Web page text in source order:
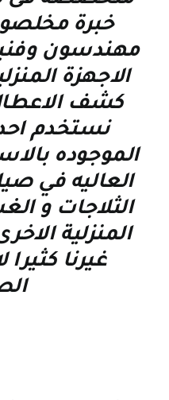
خبرة
مهندسون
الاجهزة
كشف الاعطال
نستخدم
الموجوده
العاليه في
الثلاجات و
المنزلية
غيرنا كثيرا